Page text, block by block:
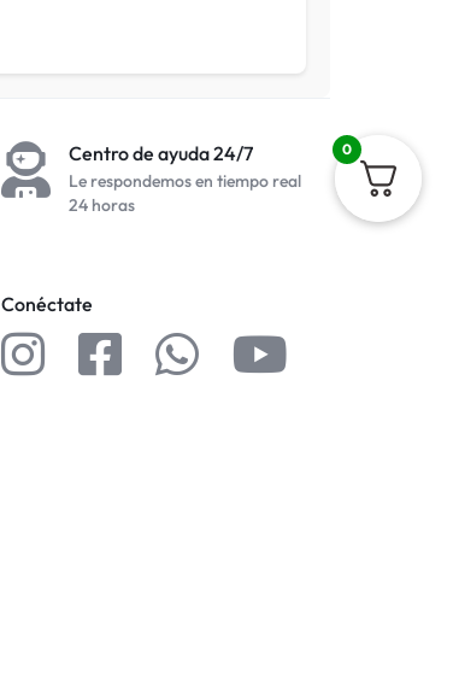
Centro de ayuda 24/7
Le respondemos en tiempo real
24 horas
Conéctate
0